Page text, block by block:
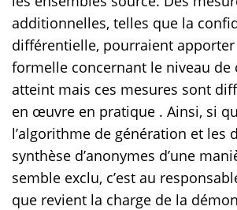
additionnelles, telles que la
différentielle, pourraient
formelle concernant le niveau
atteint mais ces mesures sont
en œuvre en pratique . Ainsi, si
l’algorithme de génération et les
synthèse d’anonymes d’une
semble exclu, c’est au
que revient la charge de la